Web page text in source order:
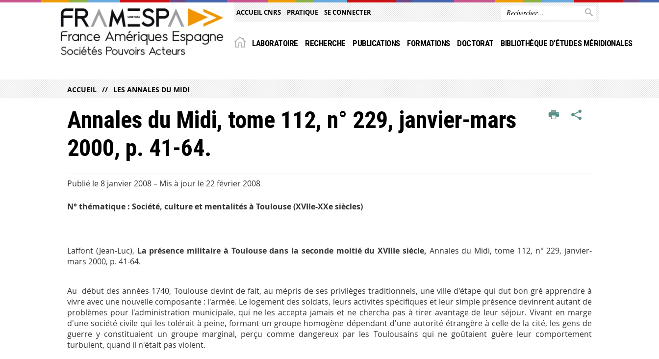
ACCUEIL CNRS PRATIQUE SE CONNECTER
LABORATOIRE RECHERCHE PUBLICATIONS FORMATIONS DOCTORAT BIBLIOTHÈQUE D'ÉTUDES MÉRIDIONALES
ACCUEIL LES ANNALES DU MIDI
Annales du Midi, tome 112, n° 229, janvier-mars
2000, p. 41-64.
Publié le 8 janvier 2008– Mis à jour le 22 février 2008
N° thématique : Société, culture et mentalités à Toulouse (XVIIe-XXe siècles)
Laffont (Jean-Luc), La présence militaire à Toulouse dans la seconde moitié du XVIIIe siècle, Annales du Midi, tome 112, n° 229, janvier-
mars 2000, p. 41-64.
Au début des années 1740, Toulouse devint de fait, au mépris de ses privilèges traditionnels, une ville d'étape qui dut bon gré apprendre à
vivre avec une nouvelle composante : l'armée. Le logement des soldats, leurs activités spécifiques et leur simple présence devinrent autant de
problèmes pour l'administration municipale, qui ne les accepta jamais et ne chercha pas à tirer avantage de leur séjour. Vivant en marge
d'une société civile qui les tolérait à peine, formant un groupe homogène dépendant d'une autorité étrangère à celle de la cité, les gens de
guerre y constituaient un groupe marginal, perçu comme dangereux par les Toulousains qui ne goûtaient guère leur comportement
turbulent, quand il n'était pas violent.